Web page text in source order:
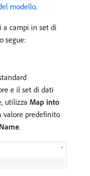
modello.
a campi in set di
segue:
e il set di dati
utilizza Map into
valore predefinito
.